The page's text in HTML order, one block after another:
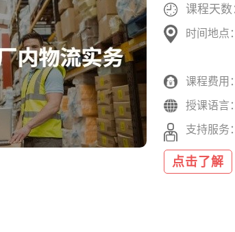
课程天数
时间地点：
课程费用：
授课语言：
支持服务
点击了解